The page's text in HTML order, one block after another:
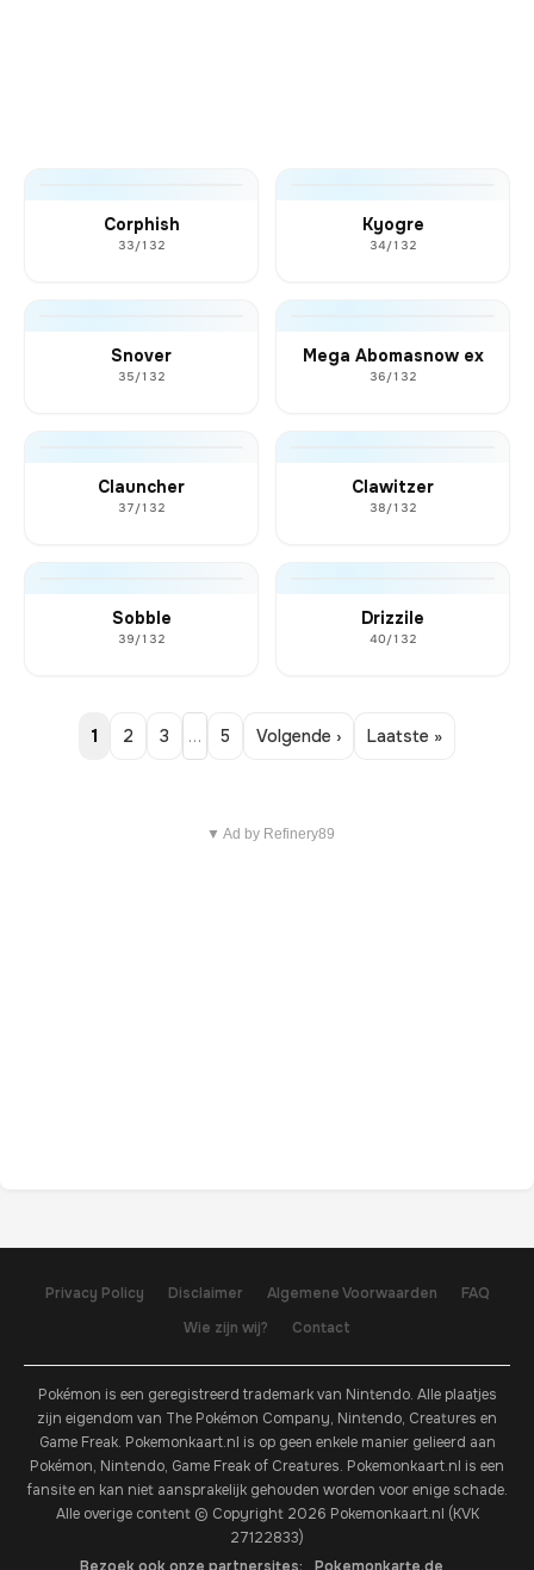
Corphish
33/132
Kyogre
34/132
Snover
35/132
Mega Abomasnow ex
36/132
Clauncher
37/132
Clawitzer
38/132
Sobble
39/132
Drizzile
40/132
1 2 3 … 5 Volgende › Laatste »
▼ Ad by Refinery89
Privacy Policy Disclaimer Algemene Voorwaarden
FAQ
Wie zijn wij?
Contact
Pokémon is een geregistreerd trademark van Nintendo. Alle plaatjes
zijn eigendom van The Pokémon Company, Nintendo, Creatures en
Game Freak. Pokemonkaart.nl is op geen enkele manier gelieerd aan
Pokémon, Nintendo, Game Freak of Creatures. Pokemonkaart.nl is een
fansite en kan niet aansprakelijk gehouden worden voor enige schade.
Alle overige content © Copyright 2026 Pokemonkaart.nl (KVK
27122833)